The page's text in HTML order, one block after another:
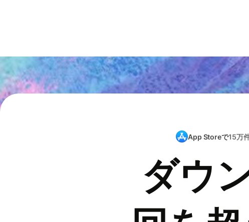
App Storeで15万
ダウ